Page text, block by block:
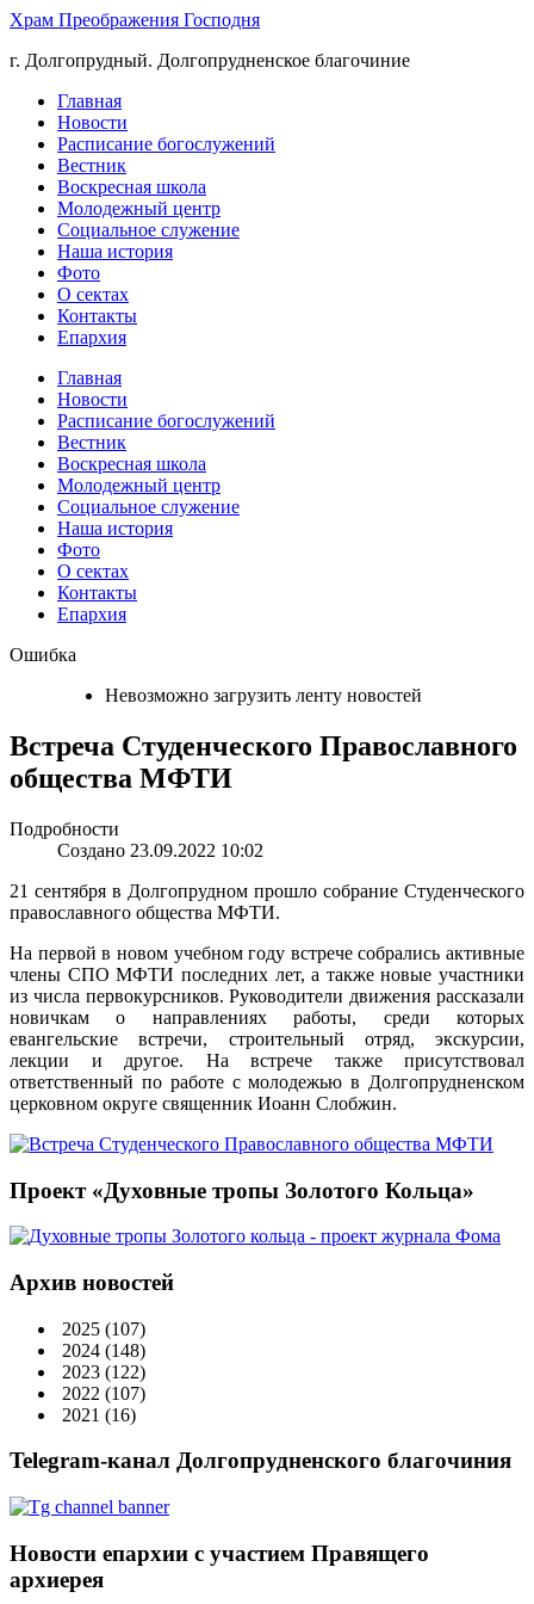
Храм Преображения Господня
г. Долгопрудный. Долгопрудненское благочиние
Главная
Новости
Расписание богослужений
Вестник
Воскресная школа
Молодежный центр
Социальное служение
Наша история
Фото
О сектах
Контакты
Епархия
Главная
Новости
Расписание богослужений
Вестник
Воскресная школа
Молодежный центр
Социальное служение
Наша история
Фото
О сектах
Контакты
Епархия
Ошибка
Невозможно загрузить ленту новостей
Встреча Студенческого Православного
общества МФТИ
Подробности
Создано 23.09.2022 10:02
21 сентября в Долгопрудном прошло собрание Студенческого
православного общества МФТИ.
На первой в новом учебном году встрече собрались активные
члены СПО МФТИ последних лет, а также новые участники
из числа первокурсников. Руководители движения рассказали
новичкам о направлениях работы, среди которых
евангельские встречи, строительный отряд, экскурсии,
лекции и другое. На встрече также присутствовал
ответственный по работе с молодежью в Долгопрудненском
церковном округе священник Иоанн Слобжин.
Проект «Духовные тропы Золотого Кольца»
Архив новостей
2025 (107)
2024 (148)
2023 (122)
2022 (107)
2021 (16)
Telegram-канал Долгопрудненского благочиния
Новости епархии с участием Правящего
архиерея